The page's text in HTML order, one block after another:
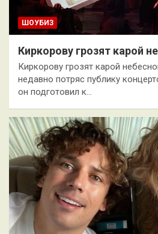
ШОУБИЗ
Киркорову грозят карой
Киркорову грозят карой
недавно потряс публику
он подготовил к…